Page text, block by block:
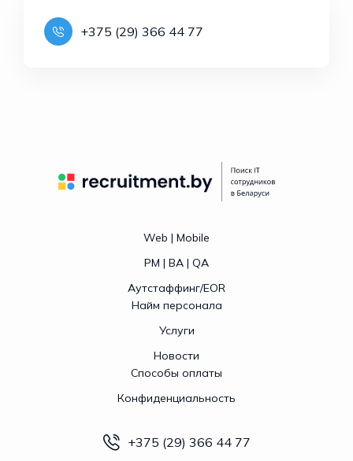
+375 (29) 366 44 77
Web | Mobile
PM | BA | QA
Аутстаффинг/EOR
Найм персонала
Услуги
Новости
Способы оплаты
Конфиденциальность
+375 (29) 366 44 77